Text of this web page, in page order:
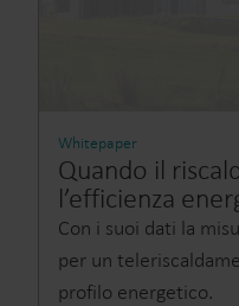
Whitepaper
Quando il
l’efficienza
Con i suoi dati la
per un
profilo energetico.